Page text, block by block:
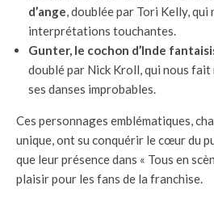
d’ange, doublée par Tori Kelly, qui
interprétations touchantes.
Gunter, le cochon d’Inde
doublé par Nick Kroll, qui nous fait
ses danses improbables.
Ces personnages emblématiques,
unique, ont su conquérir le cœur du
que leur présence dans « Tous en
plaisir pour les fans de la franchise.